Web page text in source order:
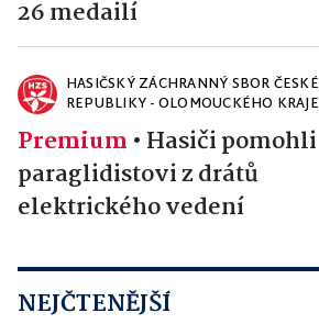
26 medailí
HASIČSKÝ ZÁCHRANNÝ SBOR ČESKÉ
REPUBLIKY - OLOMOUCKÉHO KRAJE
Premium • Hasiči pomohli
paraglidistovi z drátů
elektrického vedení
NEJČTENĚJŠÍ